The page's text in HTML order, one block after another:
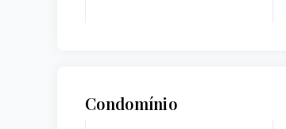
Condomínio